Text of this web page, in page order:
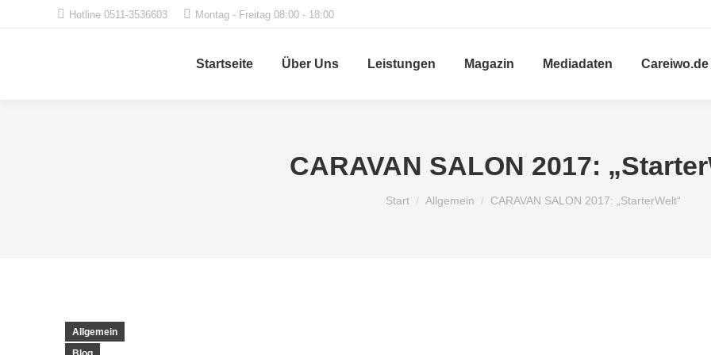
Hotline 0511-3536603 Montag - Freitag 08:00 - 18:00
Startseite Über Uns Leistungen Magazin Mediadaten Careiwo.de
CARAVAN SALON 2017:
Sie befinden sich hier:
Start Allgemein CARAVAN SALON 2017: „StarterWelt“
Allgemein